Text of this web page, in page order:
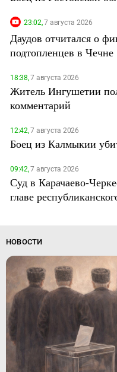
23:02,7 августа 2026
Даудов отчитался о
подтопленцев в Чечне
18:38,7 августа 2026
Житель Ингушетии
комментарий
12:42,7 августа 2026
Боец из Калмыкии
09:42,7 августа 2026
Суд в Карачаево-
главе
НОВОСТИ